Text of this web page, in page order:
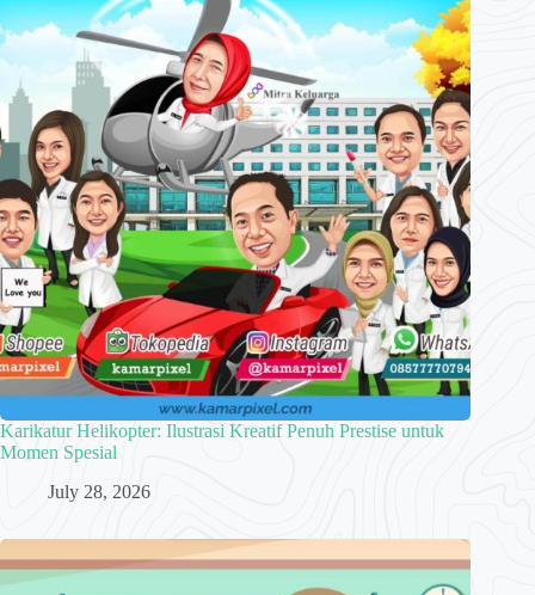
Karikatur Helikopter: Ilustrasi Kreatif Penuh Prestise untuk
Momen Spesial
July 28, 2026